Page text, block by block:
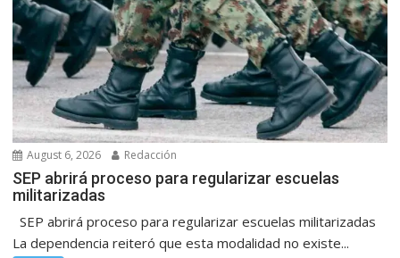
August 6, 2026 Redacción
SEP abrirá proceso para regularizar escuelas
militarizadas
SEP abrirá proceso para regularizar escuelas militarizadas
La dependencia reiteró que esta modalidad no existe...